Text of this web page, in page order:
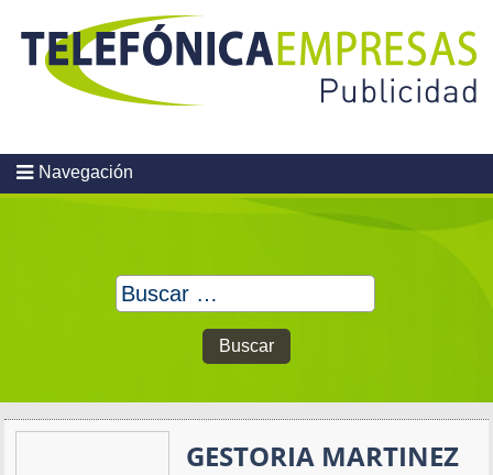
content
Navegación
Buscar:
GESTORIA MARTINEZ